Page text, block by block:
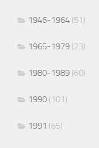
1946-1964 (51)
1965-1979 (23)
1980-1989 (60)
1990 (101)
1991 (65)